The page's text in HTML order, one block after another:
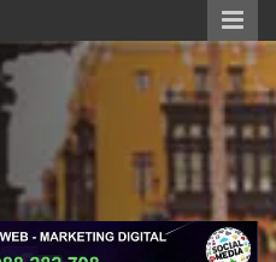
distrital, vecinal, municipal y de
sin descuidar las noticias